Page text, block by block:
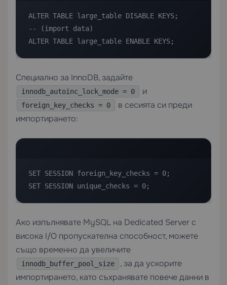
ALTER TABLE large_table DISABLE KEYS;
-- (import data)
ALTER TABLE large_table ENABLE KEYS;
Специално за InnoDB, задайте
innodb_autoinc_lock_mode = 0 и
foreign_key_checks = 0
в сесията си преди
импортирането:
SET SESSION foreign_key_checks = 0;
SET SESSION unique_checks = 0;
Ако изпълнявате MySQL на Dedicated Server с
висока I/O пропускателна способност, можете
също временно да увеличите
innodb_buffer_pool_size
, за да ускорите
импортирането, като съхранявате повече данни в